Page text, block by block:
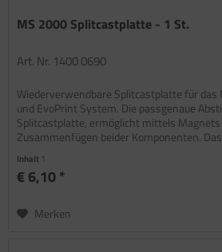
MS 2000 Splitcastplatte - 1 St.
Art. Nr. 1400 0690
Wiederverwendbare Splitcastplatte für
und EvoPrint System. Die passgenaue
Splitcastplatte, ermöglicht mittels
Zusammenfügen beider Komponenten.
Inhalt 1
€ 6,10 *
Merken